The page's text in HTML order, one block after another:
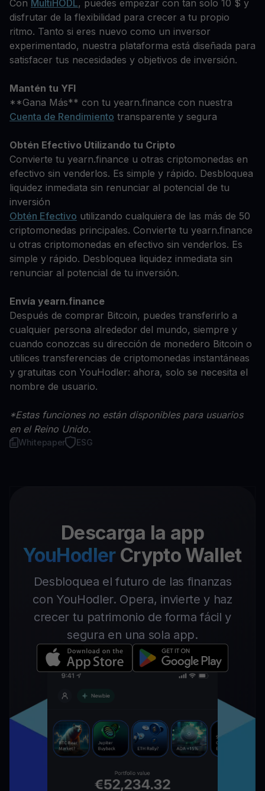
Con MultiHODL, puedes empezar con tan solo 10 $ y
disfrutar de la flexibilidad para crecer a tu propio
ritmo. Tanto si eres nuevo como un inversor
experimentado, nuestra plataforma está diseñada para
satisfacer tus necesidades y objetivos de inversión.
Mantén tu YFI
**Gana Más** con tu yearn.finance con nuestra
Cuenta de Rendimiento transparente y segura
Obtén Efectivo Utilizando tu Cripto
Convierte tu yearn.finance u otras criptomonedas en
efectivo sin venderlos. Es simple y rápido. Desbloquea
liquidez inmediata sin renunciar al potencial de tu
inversión
Obtén Efectivo utilizando cualquiera de las más de 50
criptomonedas principales. Convierte tu yearn.finance
u otras criptomonedas en efectivo sin venderlos. Es
simple y rápido. Desbloquea liquidez inmediata sin
renunciar al potencial de tu inversión.
Envía yearn.finance
Después de comprar Bitcoin, puedes transferirlo a
cualquier persona alrededor del mundo, siempre y
cuando conozcas su dirección de monedero Bitcoin o
utilices transferencias de criptomonedas instantáneas
y gratuitas con YouHodler: ahora, solo se necesita el
nombre de usuario.
*Estas funciones no están disponibles para usuarios
en el Reino Unido.
Whitepaper ESG
Descarga la app
YouHodler Crypto Wallet
Desbloquea el futuro de las finanzas
con YouHodler. Opera, invierte y haz
crecer tu patrimonio de forma fácil y
segura en una sola app.